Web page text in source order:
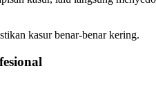
kasur benar-benar kering.